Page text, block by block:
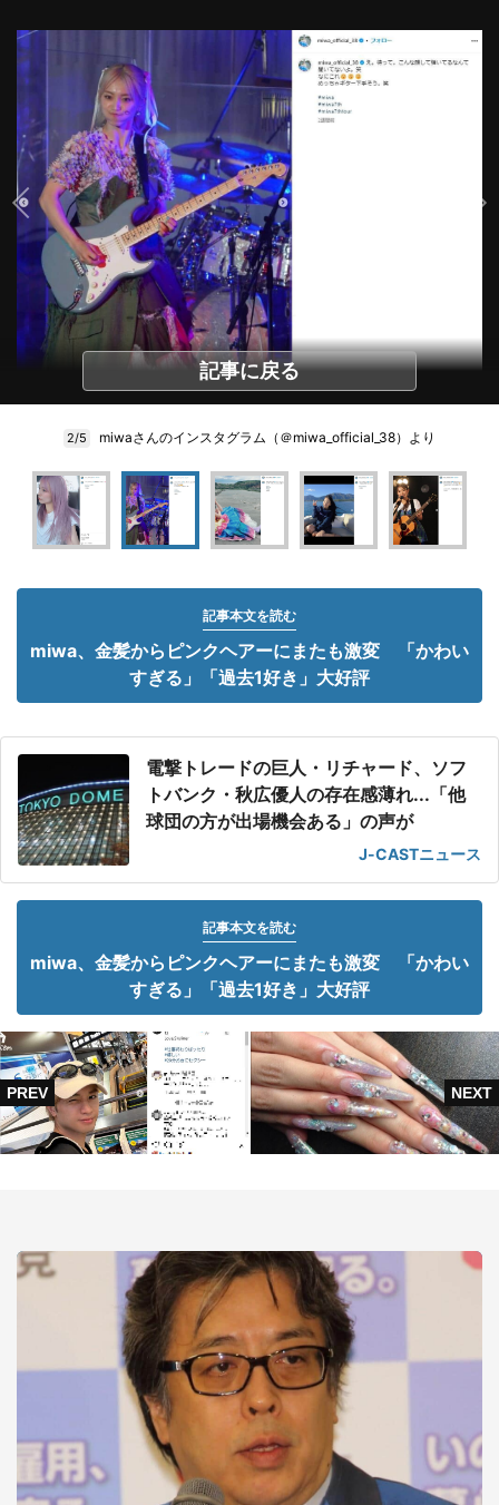
記事に戻る
2/5 miwaさんのインスタグラム（＠miwa_official_38）より
記事本文を読む
miwa、金髪からピンクヘアーにまたも激変 「かわい
すぎる」「過去1好き」大好評
電撃トレードの巨人・リチャード、ソフ
トバンク・秋広優人の存在感薄れ...「他
球団の方が出場機会ある」の声が
J-CASTニュース
記事本文を読む
miwa、金髪からピンクヘアーにまたも激変 「かわい
すぎる」「過去1好き」大好評